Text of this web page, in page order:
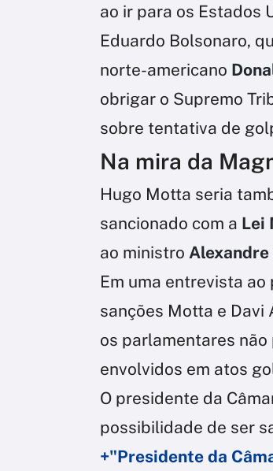
ao ir para os Estados
Eduardo Bolsonaro,
norte-americano
obrigar o Supremo
sobre tentativa de
Na mira da
Hugo Motta seria
sancionado com a Lei
ao ministro Alexandre
Em uma entrevista
sanções Motta e Davi
os parlamentares
envolvidos em atos
O presidente da
possibilidade de ser
+"Presidente da